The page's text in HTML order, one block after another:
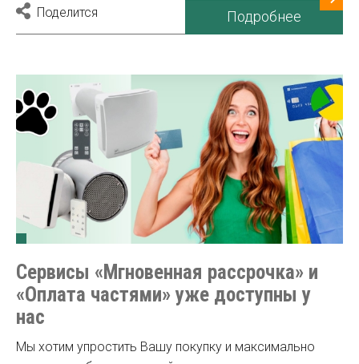
Поделится
Подробнее
Сервисы «Мгновенная рассрочка» и
«Оплата частями» уже доступны у
нас
Мы хотим упростить Вашу покупку и максимально